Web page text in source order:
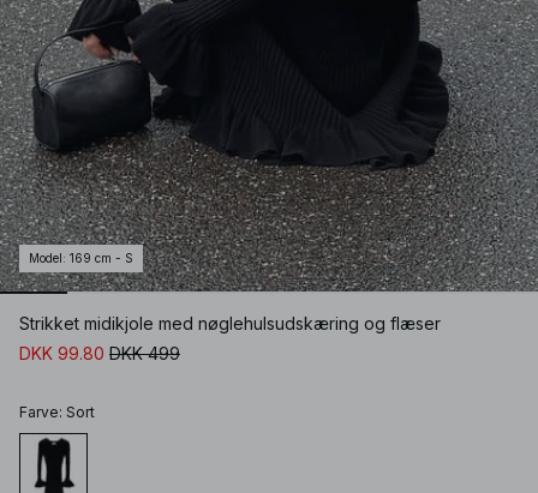
Model : 169 cm - S
Strikket midikjole med nøglehulsudskæring og flæser
DKK 99.80 DKK 499
Farve: Sort